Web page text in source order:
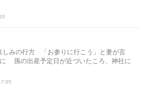
みの行方 「お参りに行こう」と妻が言
孫の出産予定日が近づいたころ、神社に